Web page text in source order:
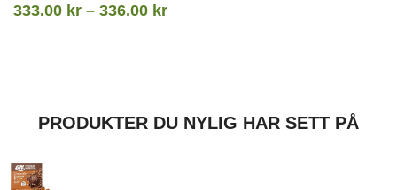
333.00 kr – 336.00 kr
PRODUKTER DU NYLIG HAR SETT PÅ